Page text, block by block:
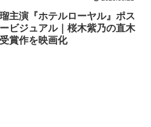
主演『ホテルローヤル』ポス
ビジュアル｜桜木紫乃の直木
賞作を映画化